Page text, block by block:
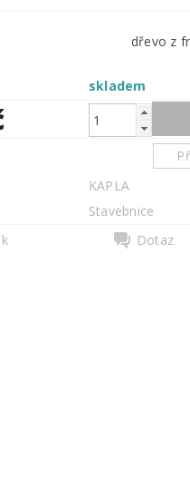
dřevo z
skladem
KAPLA
Stavebnice
Dotaz